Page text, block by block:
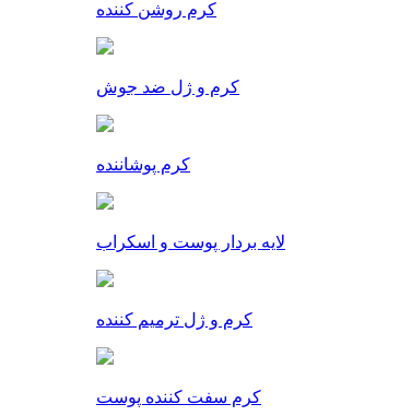
کرم روشن کننده
کرم و ژل ضد جوش
کرم پوشاننده
لایه بردار پوست و اسکراب
کرم و ژل ترمیم کننده
کرم سفت کننده پوست